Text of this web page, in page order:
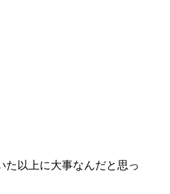
た以上に大事なんだと思っ